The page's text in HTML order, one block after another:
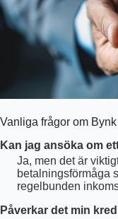
Vanliga frågor om
Kan jag ansöka om
Ja, men det är
betalningsförmåga
regelbunden
Påverkar det min